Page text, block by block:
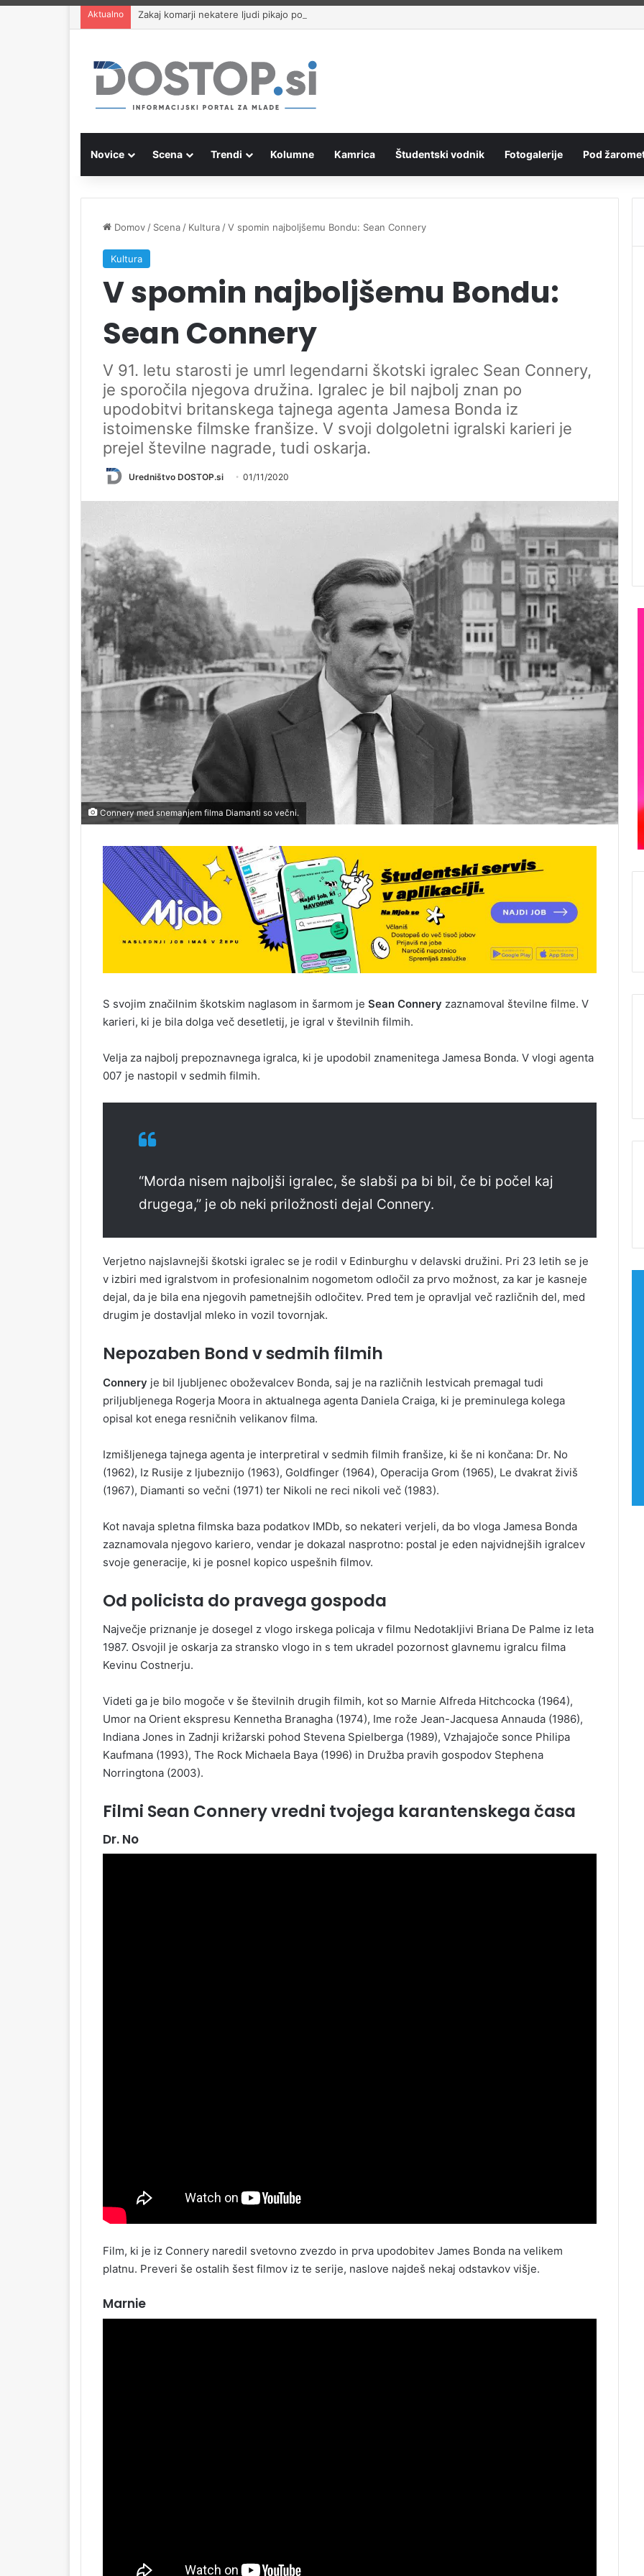
Aktualno Zakaj komarji nekatere ljudi pikajo pogosteje kot druge?
Novice Scena Trendi Kolumne Kamrica Študentski vodnik Fotogalerije Pod
Domov / Scena / Kultura /V spomin najboljšemu Bondu: Sean Connery
Kultura
V spomin najboljšemu Bondu:
Sean Connery
V 91. letu starosti je umrl legendarni škotski igralec Sean Connery,
je sporočila njegova družina. Igralec je bil najbolj znan po
upodobitvi britanskega tajnega agenta Jamesa Bonda iz
istoimenske filmske franšize. V svoji dolgoletni igralski karieri je
prejel številne nagrade, tudi oskarja.
Uredništvo DOSTOP.si 01/11/2020
Connery med snemanjem filma Diamanti so večni.
S svojim značilnim škotskim naglasom in šarmom je Sean Connery zaznamoval številne filme. V
karieri, ki je bila dolga več desetletij, je igral v številnih filmih.
Velja za najbolj prepoznavnega igralca, ki je upodobil znamenitega Jamesa Bonda. V vlogi agenta
007 je nastopil v sedmih filmih.
“Morda nisem najboljši igralec, še slabši pa bi bil, če bi počel kaj
drugega,” je ob neki priložnosti dejal Connery.
Verjetno najslavnejši škotski igralec se je rodil v Edinburghu v delavski družini. Pri 23 letih se je
v izbiri med igralstvom in profesionalnim nogometom odločil za prvo možnost, za kar je kasneje
dejal, da je bila ena njegovih pametnejših odločitev. Pred tem je opravljal več različnih del, med
drugim je dostavljal mleko in vozil tovornjak.
Nepozaben Bond v sedmih filmih
Connery je bil ljubljenec oboževalcev Bonda, saj je na različnih lestvicah premagal tudi
priljubljenega Rogerja Moora in aktualnega agenta Daniela Craiga, ki je preminulega kolega
opisal kot enega resničnih velikanov filma.
Izmišljenega tajnega agenta je interpretiral v sedmih filmih franšize, ki še ni končana: Dr. No
(1962), Iz Rusije z ljubeznijo (1963), Goldfinger (1964), Operacija Grom (1965), Le dvakrat živiš
(1967), Diamanti so večni (1971) ter Nikoli ne reci nikoli več (1983).
Kot navaja spletna filmska baza podatkov IMDb, so nekateri verjeli, da bo vloga Jamesa Bonda
zaznamovala njegovo kariero, vendar je dokazal nasprotno: postal je eden najvidnejših igralcev
svoje generacije, ki je posnel kopico uspešnih filmov.
Od policista do pravega gospoda
Največje priznanje je dosegel z vlogo irskega policaja v filmu Nedotakljivi Briana De Palme iz leta
1987. Osvojil je oskarja za stransko vlogo in s tem ukradel pozornost glavnemu igralcu filma
Kevinu Costnerju.
Videti ga je bilo mogoče v še številnih drugih filmih, kot so Marnie Alfreda Hitchcocka (1964),
Umor na Orient ekspresu Kennetha Branagha (1974), Ime rože Jean-Jacquesa Annauda (1986),
Indiana Jones in Zadnji križarski pohod Stevena Spielberga (1989), Vzhajajoče sonce Philipa
Kaufmana (1993), The Rock Michaela Baya (1996) in Družba pravih gospodov Stephena
Norringtona (2003).
Filmi Sean Conneryvredni tvojega karantenskega časa
Dr. No
Film, ki je iz Connery naredil svetovno zvezdo in prva upodobitev James Bonda na velikem
platnu. Preveri še ostalih šest filmov iz te serije, naslove najdeš nekaj odstavkov višje.
Marnie